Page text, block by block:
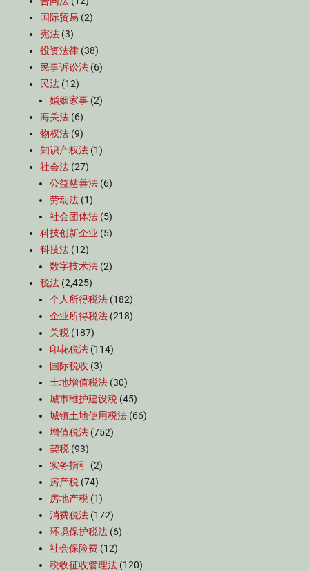
国际贸易 (2)
宪法 (3)
投资法律 (38)
民事诉讼法 (6)
民法 (12)
婚姻家事 (2)
海关法 (6)
物权法 (9)
知识产权法 (1)
社会法 (27)
公益慈善法 (6)
劳动法 (1)
社会团体法 (5)
科技创新企业 (5)
科技法 (12)
数字技术法 (2)
税法 (2,425)
个人所得税法 (182)
企业所得税法 (218)
关税 (187)
印花税法 (114)
国际税收 (3)
土地增值税法 (30)
城市维护建设税 (45)
城镇土地使用税法 (66)
增值税法 (752)
契税 (93)
实务指引
(2)
房产税 (74)
房地产税 (1)
消费税法 (172)
环境保护税法 (6)
社会保险费 (12)
税收征收管理法 (120)